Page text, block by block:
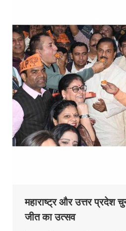
महाराष्ट्र और उत्तर प्रदेश
जीत का उत्सव